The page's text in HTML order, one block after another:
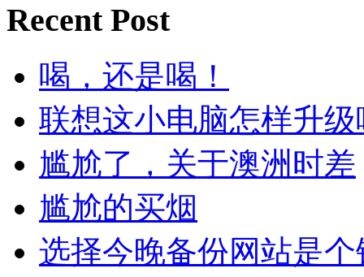
Recent Post
喝，还是喝！
联想这小电脑怎样升级
尴尬了，关于澳洲时差
尴尬的买烟
选择今晚备份网站是个